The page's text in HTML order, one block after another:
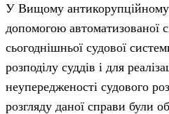
У Вищому антикорупційному
допомогою автоматизованої
сьогоднішньої судової
розподілу суддів і для
неупередженості судового
розгляду даної справи були